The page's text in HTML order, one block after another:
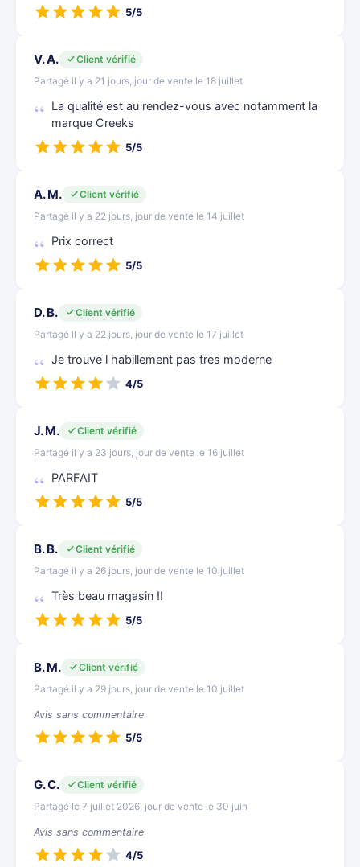
5/5
V. A.
Client vérifié
Partagé il y a 21 jours, jour de vente le 18 juillet
La qualité est au rendez-vous avec notamment la
marque Creeks
5/5
A. M.
Client vérifié
Partagé il y a 22 jours, jour de vente le 14 juillet
Prix correct
5/5
D. B.
Client vérifié
Partagé il y a 22 jours, jour de vente le 17 juillet
Je trouve l habillement pas tres moderne
4/5
J. M.
Client vérifié
Partagé il y a 23 jours, jour de vente le 16 juillet
PARFAIT
5/5
B. B.
Client vérifié
Partagé il y a 26 jours, jour de vente le 10 juillet
Très beau magasin !!
5/5
B. M.
Client vérifié
Partagé il y a 29 jours, jour de vente le 10 juillet
Avis sans commentaire
5/5
G. C.
Client vérifié
Partagé le 7 juillet 2026, jour de vente le 30 juin
Avis sans commentaire
4/5